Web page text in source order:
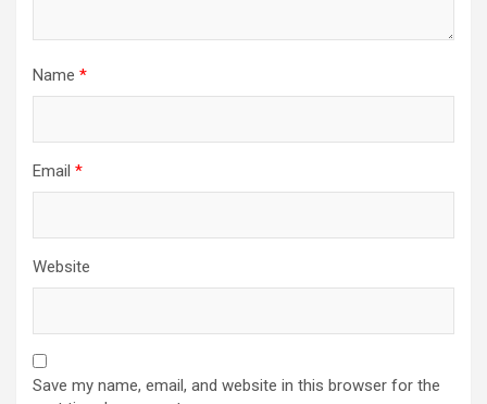
Name *
Email *
Website
Save my name, email, and website in this browser for the